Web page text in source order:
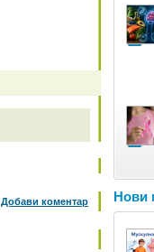
Добави коментар Нови